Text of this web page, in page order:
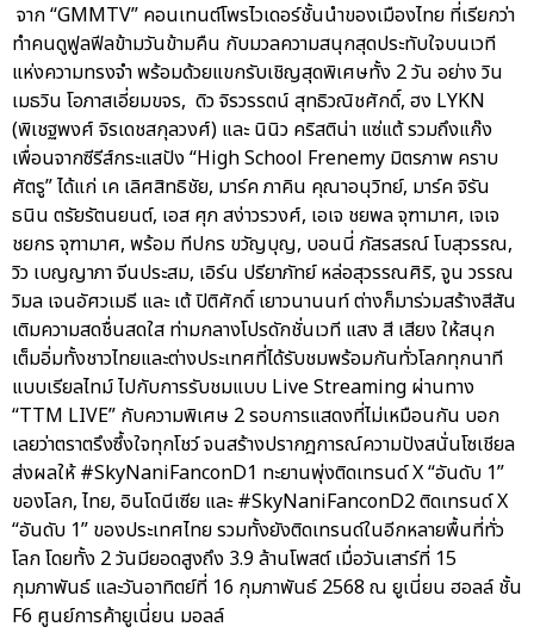
จาก “GMMTV” คอนเทนต์โพรไวเดอร์ชั้นนำของเมืองไทย ที่เรียกว่า
ทำคนดูฟูลฟีลข้ามวันข้ามคืน กับมวลความสนุกสุดประทับใจบนเวที
แห่งความทรงจำ พร้อมด้วยแขกรับเชิญสุดพิเศษทั้ง 2 วัน อย่าง วิน
เมธวิน โอภาสเอี่ยมขจร, ดิว จิรวรรตน์ สุทธิวณิชศักดิ์, ฮง LYKN
(พิเชฐพงศ์ จิรเดชสกุลวงศ์) และ นินิว คริสติน่า แซ่แต้ รวมถึงแก๊ง
เพื่อนจากซีรีส์กระแสปัง “High School Frenemy มิตรภาพ คราบ
ศัตรู” ได้แก่ เค เลิศสิทธิชัย, มาร์ค ภาคิน คุณาอนุวิทย์, มาร์ค จิรัน
ธนิน ตรัยรัตนยนต์, เอส ศุภ สง่าวรวงศ์, เอเจ ชยพล จุฑามาศ, เจเจ
ชยกร จุฑามาศ, พร้อม ทีปกร ขวัญบุญ, บอนนี่ ภัสรสรณ์ โบสุวรรณ,
วิว เบญญาภา จีนประสม, เอิร์น ปรียาภัทย์ หล่อสุวรรณศิริ, จูน วรรณ
วิมล เจนอัศวเมธี และ เต้ ปิติศักดิ์ เยาวนานนท์ ต่างก็มาร่วมสร้างสีสัน
เติมความสดชื่นสดใส ท่ามกลางโปรดักชั่นเวที แสง สี เสียง ให้สนุก
เต็มอิ่มทั้งชาวไทยและต่างประเทศที่ได้รับชมพร้อมกันทั่วโลกทุกนาที
แบบเรียลไทม์ ไปกับการรับชมแบบ Live Streaming ผ่านทาง
“TTM LIVE” กับความพิเศษ 2 รอบการแสดงที่ไม่เหมือนกัน บอก
เลยว่าตราตรึงซึ้งใจทุกโชว์ จนสร้างปรากฎการณ์ความปังสนั่นโซเชียล
ส่งผลให้ #SkyNaniFanconD1 ทะยานพุ่งติดเทรนด์ X “อันดับ 1”
ของโลก, ไทย, อินโดนีเซีย และ #SkyNaniFanconD2 ติดเทรนด์ X
“อันดับ 1” ของประเทศไทย รวมทั้งยังติดเทรนด์ในอีกหลายพื้นที่ทั่ว
โลก โดยทั้ง 2 วันมียอดสูงถึง 3.9 ล้านโพสต์ เมื่อวันเสาร์ที่ 15
กุมภาพันธ์ และวันอาทิตย์ที่ 16 กุมภาพันธ์ 2568 ณ ยูเนี่ยน ฮอลล์ ชั้น
F6 ศูนย์การค้ายูเนี่ยน มอลล์